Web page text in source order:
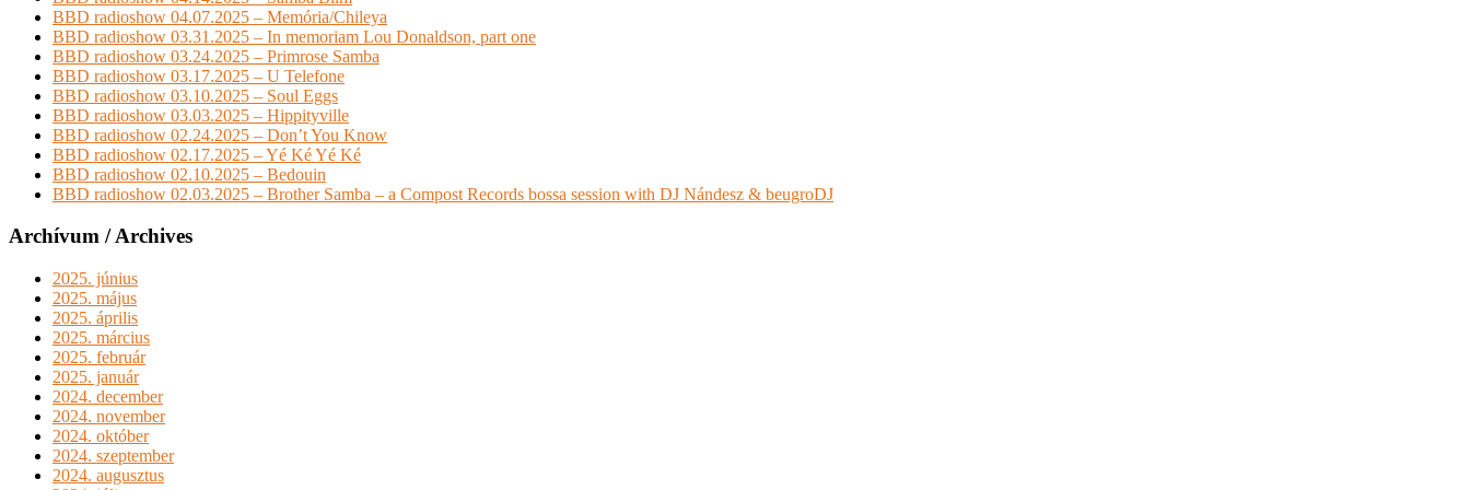
BBD radioshow 04.07.2025 – Memória/Chileya
BBD radioshow 03.31.2025 – In memoriam Lou Donaldson, part one
BBD radioshow 03.24.2025 – Primrose Samba
BBD radioshow 03.17.2025 – U Telefone
BBD radioshow 03.10.2025 – Soul Eggs
BBD radioshow 03.03.2025 – Hippityville
BBD radioshow 02.24.2025 – Don’t You Know
BBD radioshow 02.17.2025 – Yé Ké Yé Ké
BBD radioshow 02.10.2025 – Bedouin
BBD radioshow 02.03.2025 – Brother Samba – a Compost Records bossa session with DJ Nándesz & beugroDJ
Archívum / Archives
2025. június
2025. május
2025. április
2025. március
2025. február
2025. január
2024. december
2024. november
2024. október
2024. szeptember
2024. augusztus